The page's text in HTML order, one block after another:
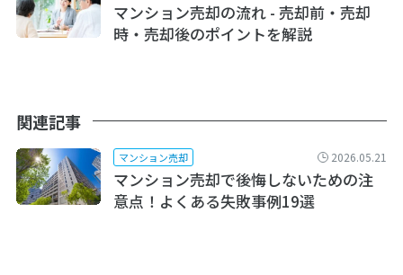
マンション売却の流れ - 売却前・売却
時・売却後のポイントを解説
関連記事
マンション売却 2026.05.21
マンション売却で後悔しないための注
意点！よくある失敗事例19選